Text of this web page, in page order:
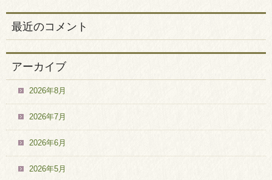
最近のコメント
アーカイブ
2026年8月
2026年7月
2026年6月
2026年5月